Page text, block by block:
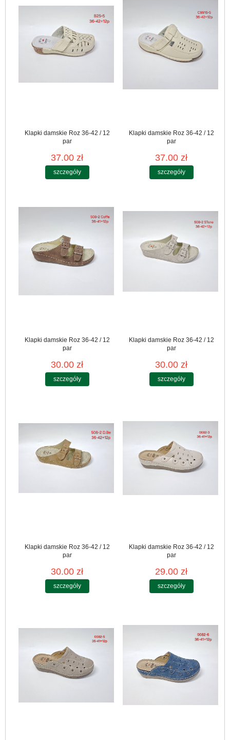
Klapki damskie Roz 36-42 / 12
par
37.00 zł
szczegóły
Klapki damskie Roz 36-42 / 12
par
37.00 zł
szczegóły
Klapki damskie Roz 36-42 / 12
par
30.00 zł
szczegóły
Klapki damskie Roz 36-42 / 12
par
30.00 zł
szczegóły
Klapki damskie Roz 36-42 / 12
par
30.00 zł
szczegóły
Klapki damskie Roz 36-42 / 12
par
29.00 zł
szczegóły